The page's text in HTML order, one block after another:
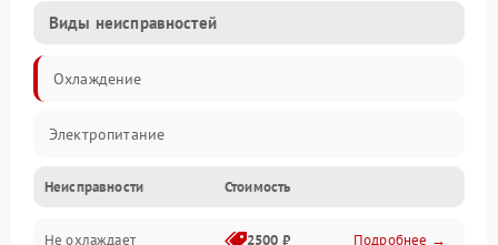
Виды неисправностей
Охлаждение
Электропитание
Неисправности Стоимость
Не охлаждает 2500 ₽ Подробнее →